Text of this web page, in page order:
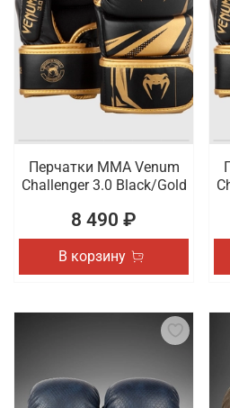
Перчатки ММА Venum
Challenger 3.0 Black/Gold
8 490 ₽
В корзину